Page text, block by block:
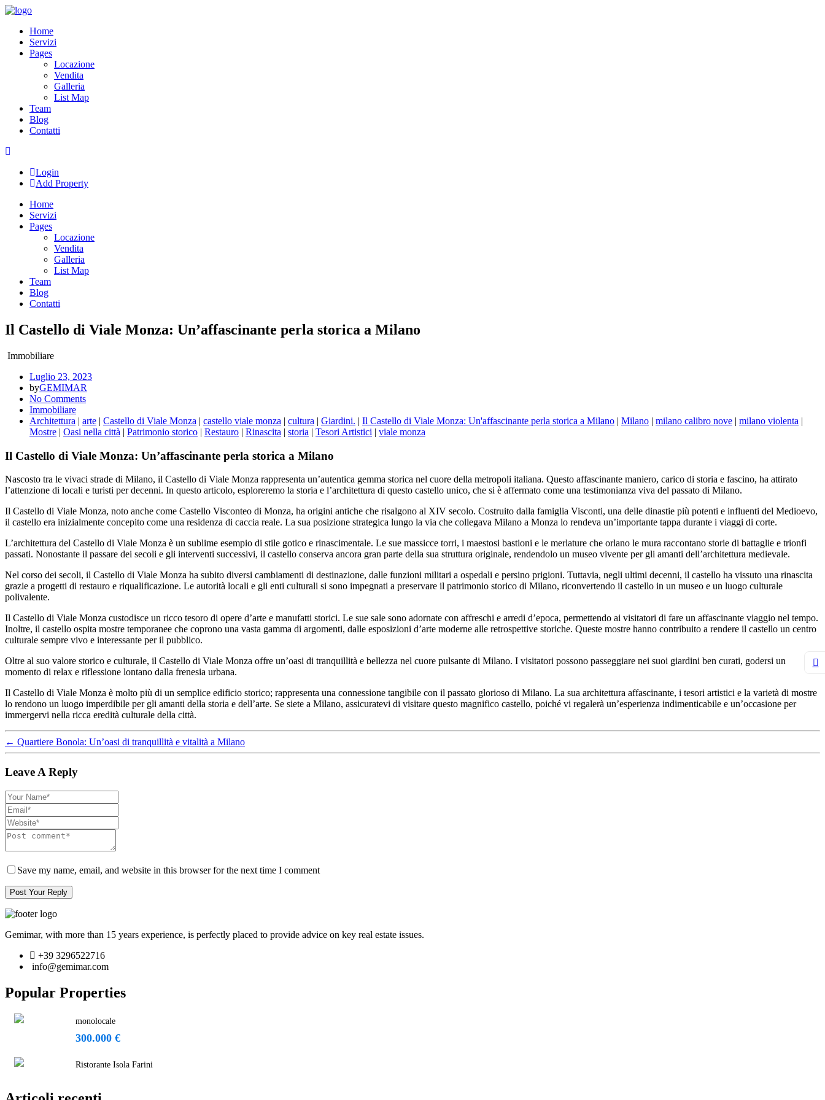
Skip
contentHome
Servizi
Pages
Locazione
Vendita
Galleria
List Map
Team
Blog
Contatti
Login
Add Property
Home
Servizi
Pages
Locazione
Vendita
Galleria
List Map
Team
Blog
Contatti
Il Castello di Viale Monza: Un’affascinante perla storica a Milano
Immobiliare
Luglio 23, 2023
byGEMIMAR
No Comments
Immobiliare
Architettura | arte | Castello di Viale Monza | castello viale monza | cultura | Giardini. | Il Castello di Viale Monza: Un'affascinante perla storica a Milano | Milano | milano calibro nove | milano violenta |
Mostre | Oasi nella città | Patrimonio storico | Restauro | Rinascita | storia | Tesori Artistici | viale monza
Il Castello di Viale Monza: Un’affascinante perla storica a Milano
Nascosto tra le vivaci strade di Milano, il Castello di Viale Monza rappresenta un’autentica gemma storica nel cuore della metropoli italiana. Questo affascinante maniero, carico di storia e fascino, ha attirato
l’attenzione di locali e turisti per decenni. In questo articolo, esploreremo la storia e l’architettura di questo castello unico, che si è affermato come una testimonianza viva del passato di Milano.
Il Castello di Viale Monza, noto anche come Castello Visconteo di Monza, ha origini antiche che risalgono al XIV secolo. Costruito dalla famiglia Visconti, una delle dinastie più potenti e influenti del Medioevo,
il castello era inizialmente concepito come una residenza di caccia reale. La sua posizione strategica lungo la via che collegava Milano a Monza lo rendeva un’importante tappa durante i viaggi di corte.
L’architettura del Castello di Viale Monza è un sublime esempio di stile gotico e rinascimentale. Le sue massicce torri, i maestosi bastioni e le merlature che orlano le mura raccontano storie di battaglie e trionfi
passati. Nonostante il passare dei secoli e gli interventi successivi, il castello conserva ancora gran parte della sua struttura originale, rendendolo un museo vivente per gli amanti dell’architettura medievale.
Nel corso dei secoli, il Castello di Viale Monza ha subito diversi cambiamenti di destinazione, dalle funzioni militari a ospedali e persino prigioni. Tuttavia, negli ultimi decenni, il castello ha vissuto una rinascita
grazie a progetti di restauro e riqualificazione. Le autorità locali e gli enti culturali si sono impegnati a preservare il patrimonio storico di Milano, riconvertendo il castello in un museo e un luogo culturale
polivalente.
Il Castello di Viale Monza custodisce un ricco tesoro di opere d’arte e manufatti storici. Le sue sale sono adornate con affreschi e arredi d’epoca, permettendo ai visitatori di fare un affascinante viaggio nel tempo.
Inoltre, il castello ospita mostre temporanee che coprono una vasta gamma di argomenti, dalle esposizioni d’arte moderne alle retrospettive storiche. Queste mostre hanno contribuito a rendere il castello un centro
culturale sempre vivo e interessante per il pubblico.
Oltre al suo valore storico e culturale, il Castello di Viale Monza offre un’oasi di tranquillità e bellezza nel cuore pulsante di Milano. I visitatori possono passeggiare nei suoi giardini ben curati, godersi un
momento di relax e riflessione lontano dalla frenesia urbana.
Il Castello di Viale Monza è molto più di un semplice edificio storico; rappresenta una connessione tangibile con il passato glorioso di Milano. La sua architettura affascinante, i tesori artistici e la varietà di mostre
lo rendono un luogo imperdibile per gli amanti della storia e dell’arte. Se siete a Milano, assicuratevi di visitare questo magnifico castello, poiché vi regalerà un’esperienza indimenticabile e un’occasione per
immergervi nella ricca eredità culturale della città.
← Quartiere Bonola: Un’oasi di tranquillità e vitalità a Milano
Leave A Reply
Save my name, email, and website in this browser for the next time I comment
Post Your Reply
Gemimar, with more than 15 years experience, is perfectly placed to provide advice on key real estate issues.
+39 3296522716
info@gemimar.com
Popular Properties
monolocale
300.000 €
Ristorante Isola Farini